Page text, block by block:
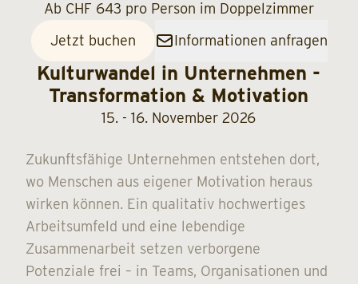
Ab CHF 643 pro Person im Doppelzimmer
Jetzt buchen
Informationen anfragen
Kulturwandel in Unternehmen -
Transformation & Motivation
15. - 16. November 2026
Zukunftsfähige Unternehmen entstehen dort,
wo Menschen aus eigener Motivation heraus
wirken können. Ein qualitativ hochwertiges
Arbeitsumfeld und eine lebendige
Zusammenarbeit setzen verborgene
Potenziale frei – in Teams, Organisationen und